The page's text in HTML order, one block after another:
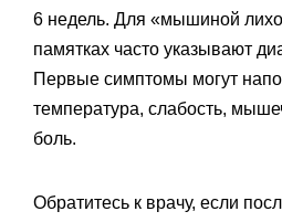
6 недель. Для «мышиной
памятках часто указывают
Первые симптомы могут
температура, слабость,
боль.
Обратитесь к врачу, если